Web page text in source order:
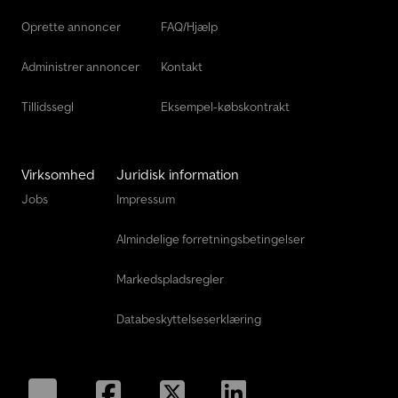
informationerne med vores konsulent. Tak.
Oprette annoncer
Administrer annoncer
Tillidssegl
FAQ/Hjælp
Kontakt
Eksempel-købskontrakt
Virksomhed
Jobs
Juridisk information
Impressum
Almindelige forretningsbetingelser
Markedspladsregler
Databeskyttelseserklæring